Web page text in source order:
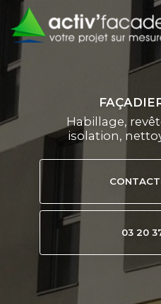
contenu
principal
Habillage,
isolation,
03 20